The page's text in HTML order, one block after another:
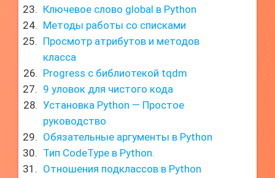
Ключевое слово global в Python
Методы работы со списками
Просмотр атрибутов и методов
класса
Progress с библиотекой tqdm
9 уловок для чистого кода
Установка Python — Простое
руководство
Обязательные аргументы в Python
Тип CodeType в Python.
Отношения подклассов в Python